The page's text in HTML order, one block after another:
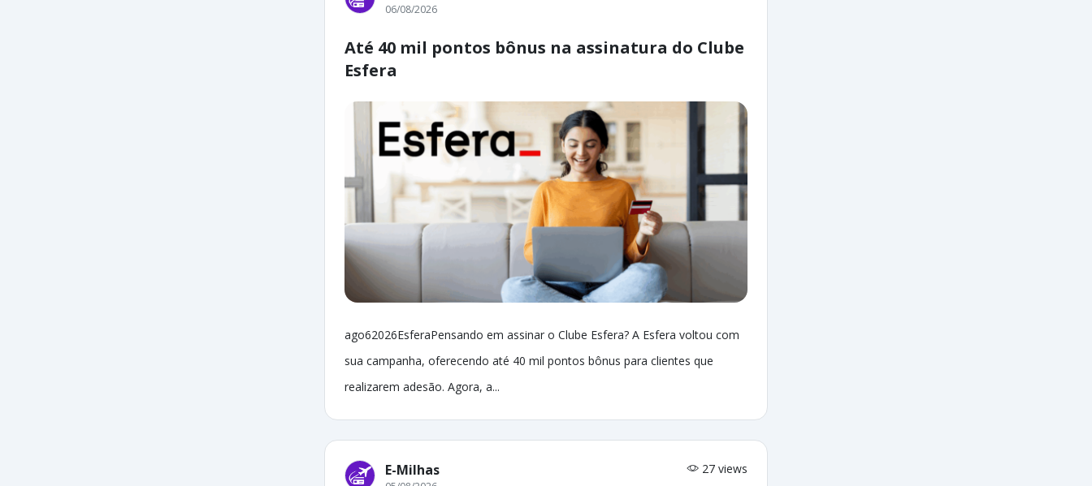
06/08/2026
Até 40 mil pontos bônus na assinatura do Clube
Esfera
ago62026EsferaPensando em assinar o Clube Esfera? A Esfera voltou com
sua campanha, oferecendo até 40 mil pontos bônus para clientes que
realizarem adesão. Agora, a...
E-Milhas 27 views